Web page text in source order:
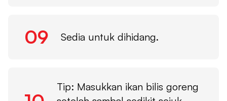
09 Sedia untuk dihidang.
Tip: Masukkan ikan bilis goreng